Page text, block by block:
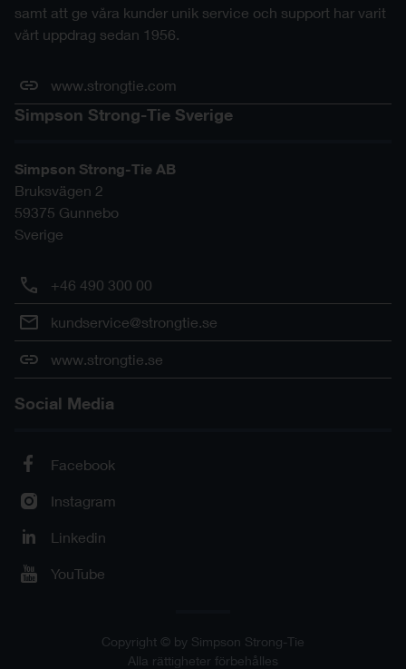
samt att ge våra kunder unik service och support har varit
vårt uppdrag sedan 1956.
www.strongtie.com
Simpson Strong-Tie Sverige
Simpson Strong-Tie AB
Bruksvägen 2
59375 Gunnebo
Sverige
+46 490 300 00
kundservice@strongtie.se
www.strongtie.se
Social Media
Facebook
Instagram
Linkedin
YouTube
Copyright © by Simpson Strong-Tie
Alla rättigheter förbehålles